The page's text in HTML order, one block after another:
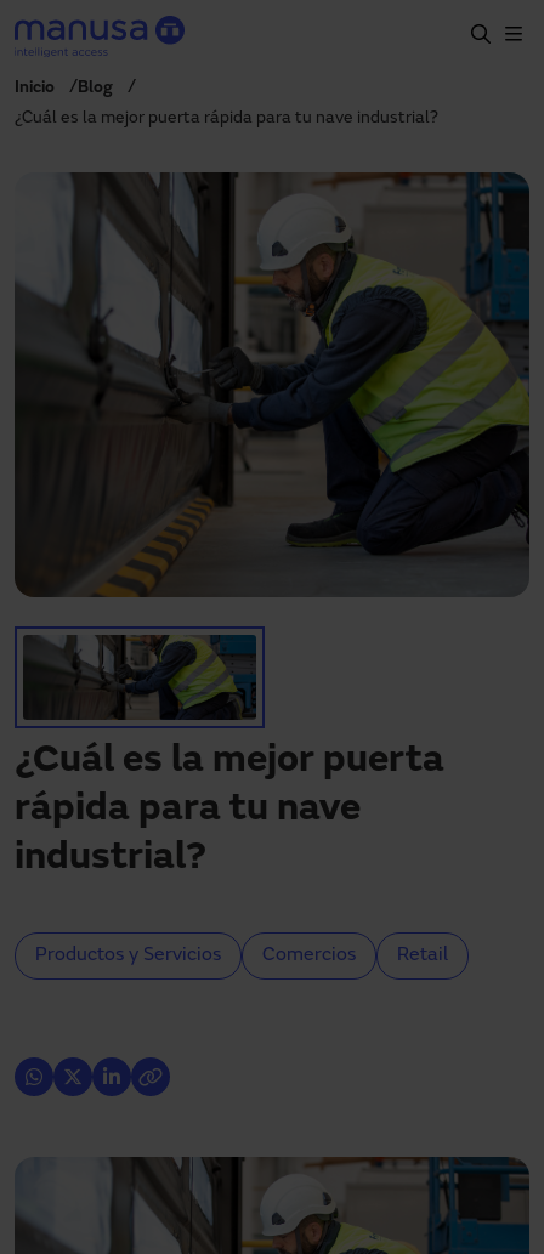
Skip to main content
Especificación
Proyectos
manusa@manusa.com
¿Necesitas asistencia?
Descargas
Mi área
Inicio
Blog
¿Cuál es la mejor puerta rápida para tu nave industrial?
¿Cuál es la mejor puerta
rápida para tu nave
industrial?
Productos y Servicios Comercios Retail